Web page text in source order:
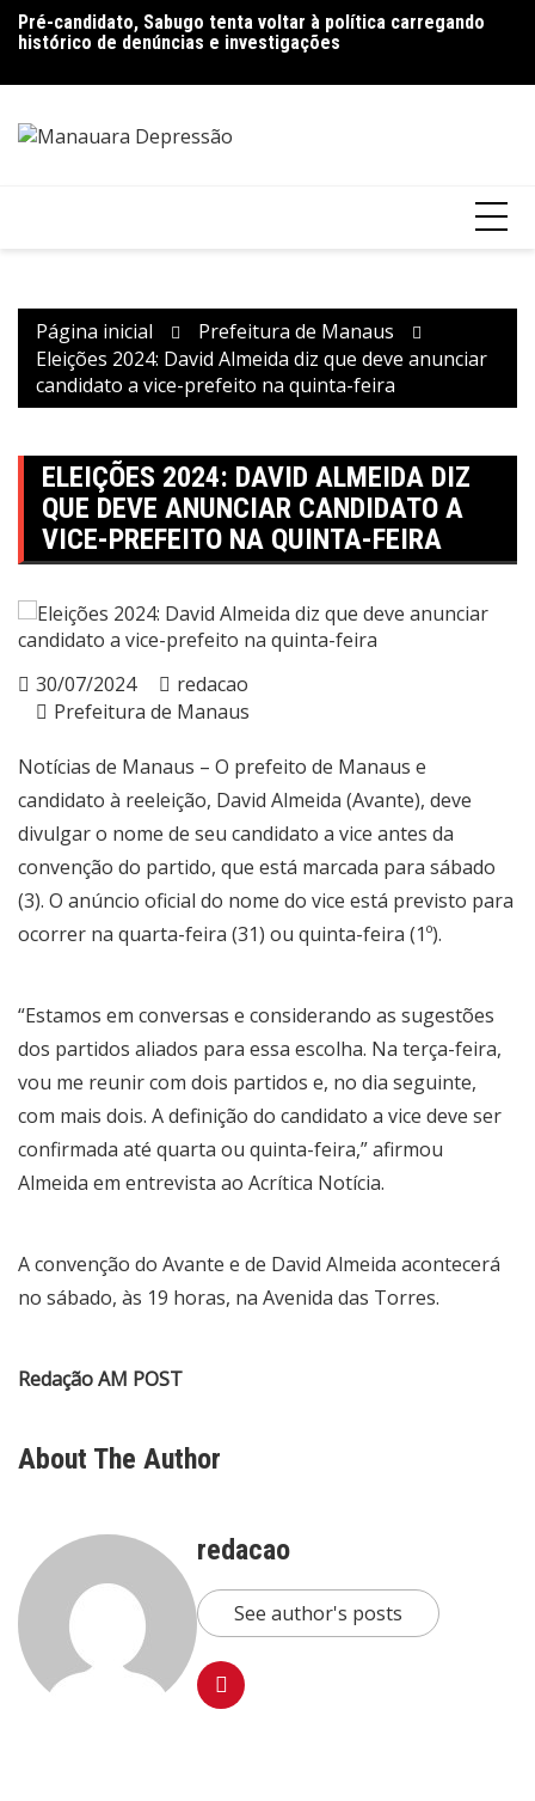
para
conteúdo
Pré-candidato, Sabugo tenta voltar à política carregando
histórico de denúncias e investigações
Bolsonaro pede ao STF para receber os filhos no Dia dos
Pais
Página inicial
Prefeitura de Manaus
Eleições 2024: David Almeida diz que deve anunciar
candidato a vice-prefeito na quinta-feira
ELEIÇÕES 2024: DAVID ALMEIDA DIZ
QUE DEVE ANUNCIAR CANDIDATO A
VICE-PREFEITO NA QUINTA-FEIRA
30/07/2024
redacao
Prefeitura de Manaus
Notícias de Manaus – O prefeito de Manaus e
candidato à reeleição, David Almeida (Avante), deve
divulgar o nome de seu candidato a vice antes da
convenção do partido, que está marcada para sábado
(3). O anúncio oficial do nome do vice está previsto para
ocorrer na quarta-feira (31) ou quinta-feira (1º).
“Estamos em conversas e considerando as sugestões
dos partidos aliados para essa escolha. Na terça-feira,
vou me reunir com dois partidos e, no dia seguinte,
com mais dois. A definição do candidato a vice deve ser
confirmada até quarta ou quinta-feira,” afirmou
Almeida em entrevista ao Acrítica Notícia.
A convenção do Avante e de David Almeida acontecerá
no sábado, às 19 horas, na Avenida das Torres.
Redação AM POST
About The Author
redacao
See author's posts